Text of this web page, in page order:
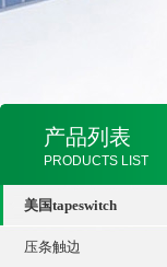
产品列表
PRODUCTS LIST
美国tapeswitch
压条触边